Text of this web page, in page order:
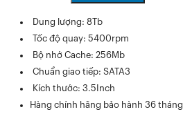
Dung lượng: 8Tb
Tốc độ quay: 5400rpm
Bộ nhớ Cache: 256Mb
Chuẩn giao tiếp: SATA3
Kích thước: 3.5Inch
Hàng chính hãng bảo hành 36 tháng